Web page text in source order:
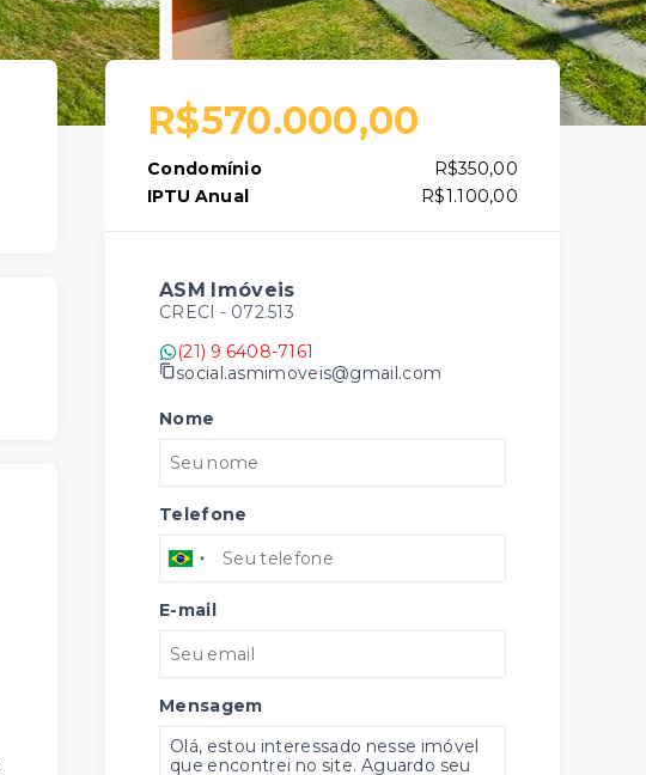
R$570.000,00
Condomínio
R$350,00
IPTU Anual
R$1.100,00
ASM Imóveis
CRECI - 072.513
(21) 9 6408-7161
social.asmimoveis@gmail.com
Nome
Telefone
E-mail
Mensagem